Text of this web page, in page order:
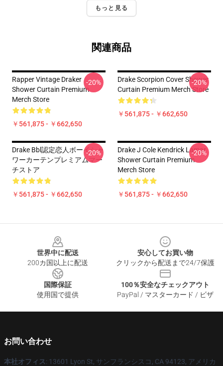
もっと見る
関連商品
Rapper Vintage Draker
Shower Curtain Premium
Merch Store
￥561,875 - ￥662,650
-20%
Drake Scorpion Cover Shower
Curtain Premium Merch Store
￥561,875 - ￥662,650
-20%
Drake Bbl認定恋人ボーイシャ
ワーカーテンプレミアムマー
チストア
￥561,875 - ￥662,650
-20%
Drake J Cole Kendrick Lamar
Shower Curtain Premium
Merch Store
￥561,875 - ￥662,650
-20%
世界中に配送
200カ国以上に配送
安心してお買い物
クリックから配送まで24/7保護
国際保証
使用国で提供
100％安全なチェックアウト
PayPal / マスターカード / ビザ
お問い合わせ
本社オフィス: 13601 Lyon St, サンフランシスコ, CA 94123, アメリカ